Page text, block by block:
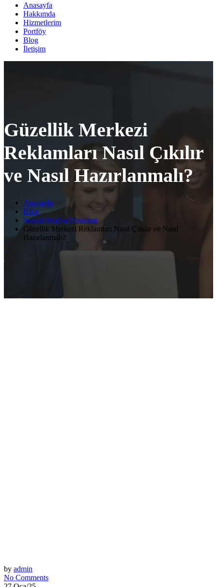
Anasayfa
Hakkımda
Hizmetlerim
Portföy
Blog
İletişim
Güzellik Merkezi
Reklamları Nasıl Çıkılır
ve Nasıl Hazırlanmalı?
Anasayfa
Blog
Sosyal Medya Yönetimi
Güzellik Merkezi Reklamları Nasıl Çıkılır ve Nasıl
Hazırlanmalı?
by admin
No Comments